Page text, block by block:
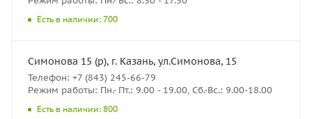
Есть в наличии: 700
Симонова 15 (р), г. Казань, ул.Симонова, 15
Телефон: +7 (843) 245-66-79
Режим работы: Пн.- Пт.: 9.00 - 19.00, Сб.-Вс.: 9.00-18.00
Есть в наличии: 800